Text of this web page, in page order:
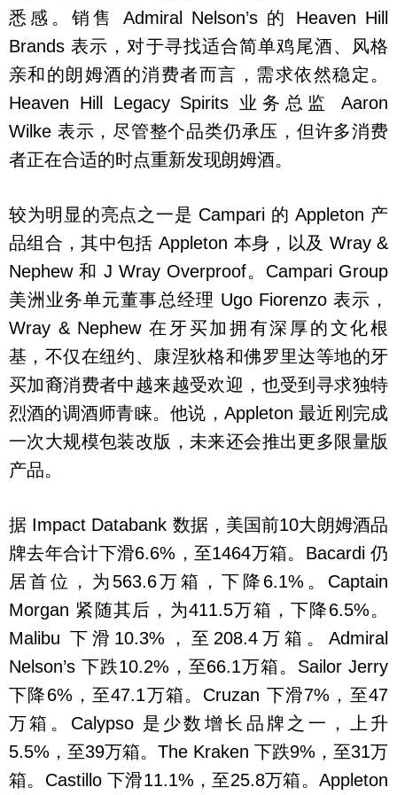
悉感。销售 Admiral Nelson’s 的 Heaven Hill
Brands 表示，对于寻找适合简单鸡尾酒、风格
亲和的朗姆酒的消费者而言，需求依然稳定。
Heaven Hill Legacy Spirits 业务总监 Aaron
Wilke 表示，尽管整个品类仍承压，但许多消费
者正在合适的时点重新发现朗姆酒。
较为明显的亮点之一是 Campari 的 Appleton 产
品组合，其中包括 Appleton 本身，以及 Wray &
Nephew 和 J Wray Overproof。Campari Group
美洲业务单元董事总经理 Ugo Fiorenzo 表示，
Wray & Nephew 在牙买加拥有深厚的文化根
基，不仅在纽约、康涅狄格和佛罗里达等地的牙
买加裔消费者中越来越受欢迎，也受到寻求独特
烈酒的调酒师青睐。他说，Appleton 最近刚完成
一次大规模包装改版，未来还会推出更多限量版
产品。
据 Impact Databank 数据，美国前10大朗姆酒品
牌去年合计下滑6.6%，至1464万箱。Bacardi 仍
居首位，为563.6万箱，下降6.1%。Captain
Morgan 紧随其后，为411.5万箱，下降6.5%。
Malibu 下滑10.3%，至208.4万箱。Admiral
Nelson’s 下跌10.2%，至66.1万箱。Sailor Jerry
下降6%，至47.1万箱。Cruzan 下滑7%，至47
万箱。Calypso 是少数增长品牌之一，上升
5.5%，至39万箱。The Kraken 下跌9%，至31万
箱。Castillo 下滑11.1%，至25.8万箱。Appleton